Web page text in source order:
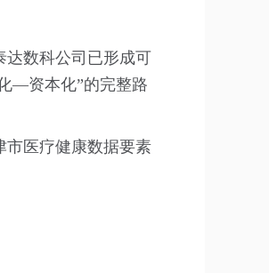
达数科公司已形成可
—资本化”的完整路
市医疗健康数据要素